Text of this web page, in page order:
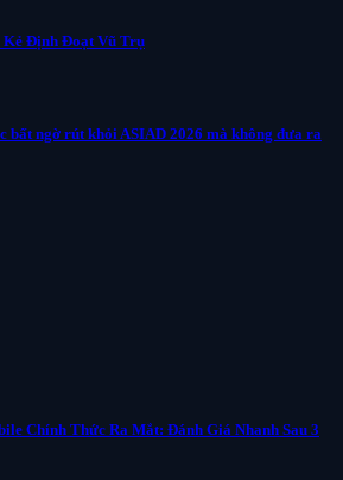
Kẻ Định Đoạt Vũ Trụ
ngờ rút khỏi ASIAD 2026 mà không đưa ra
Chính Thức Ra Mắt: Đánh Giá Nhanh Sau 3